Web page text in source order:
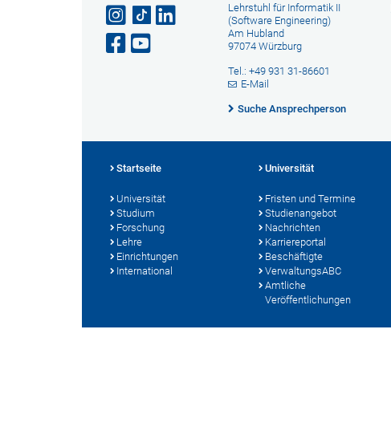
Lehrstuhl für Informatik II
(Software Engineering)
Am Hubland
97074 Würzburg
Tel.: +49 931 31-86601
E-Mail
Suche Ansprechperson
Startseite
Universität
Studium
Forschung
Lehre
Einrichtungen
International
Universität
Fristen und Termine
Studienangebot
Nachrichten
Karriereportal
Beschäftigte
VerwaltungsABC
Amtliche
Veröffentlichungen